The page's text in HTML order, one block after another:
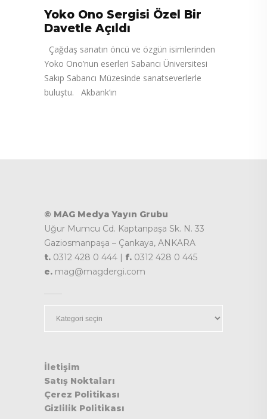
Yoko Ono Sergisi Özel Bir
Davetle Açıldı
Çağdaş sanatın öncü ve özgün isimlerinden
Yoko Ono’nun eserleri Sabancı Üniversitesi
Sakıp Sabancı Müzesinde sanatseverlerle
buluştu. Akbank’ın
© MAG Medya Yayın Grubu
Uğur Mumcu Cd. Kaptanpaşa Sk. N. 33
Gaziosmanpaşa – Çankaya, ANKARA
t. 0312 428 0 444 | f. 0312 428 0 445
e. mag@magdergi.com
İletişim
Satış Noktaları
Çerez Politikası
Gizlilik Politikası